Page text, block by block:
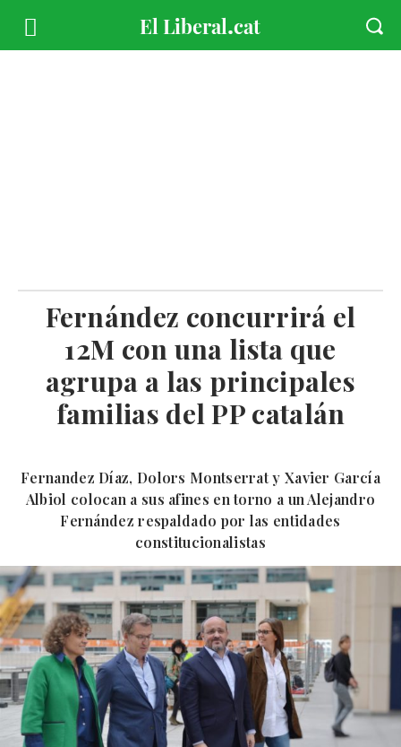
Fernández concurrirá el
12M con una lista que
agrupa a las principales
familias del PP catalán
Fernandez Díaz, Dolors Montserrat y Xavier García
Albiol colocan a sus afines en torno a un Alejandro
Fernández respaldado por las entidades
constitucionalistas